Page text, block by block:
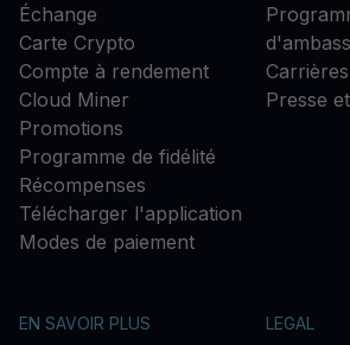
Échange
Carte Crypto
Compte à rendement
Cloud Miner
Promotions
Programme de fidélité
Récompenses
Télécharger l'application
Modes de paiement
Carrières
Presse
EN SAVOIR PLUS LEGAL